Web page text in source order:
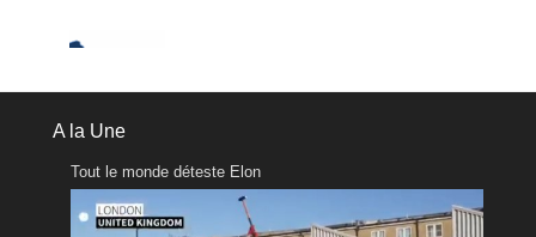
A la Une
Tout le monde déteste Elon